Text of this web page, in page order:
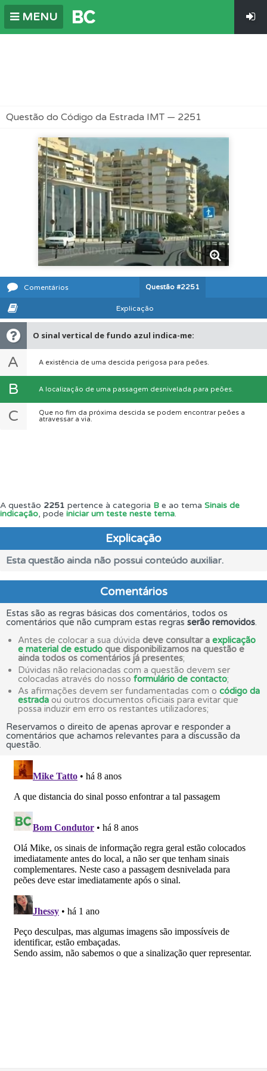
MENU
Questão do Código da Estrada IMT — 2251
Comentários Questão #2251
Explicação
O sinal vertical de fundo azul indica-me:
A A existência de uma descida perigosa para peões.
B A localização de uma passagem desnivelada para peões.
C
Que no fim da próxima descida se podem encontrar peões a
atravessar a via.
A questão 2251 pertence à categoria B e ao tema Sinais de
indicação, pode iniciar um teste neste tema.
Explicação
Esta questão ainda não possui conteúdo auxiliar.
Comentários
Estas são as regras básicas dos comentários, todos os
comentários que não cumpram estas regras serão removidos.
Antes de colocar a sua dúvida deve consultar a explicação
e material de estudo que disponibilizamos na questão e
ainda todos os comentários já presentes;
Dúvidas não relacionadas com a questão devem ser
colocadas através do nosso formulário de contacto;
As afirmações devem ser fundamentadas com o código da
estrada ou outros documentos oficiais para evitar que
possa induzir em erro os restantes utilizadores;
Reservamos o direito de apenas aprovar e responder a
comentários que achamos relevantes para a discussão da
questão.